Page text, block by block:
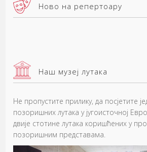
Ново на репертоару
Наш музеј лутака
Не пропустите прилику, да посјетите
позоришних лутака у југоисточној
двије стотине лутака коришћених у
позоришним представама.